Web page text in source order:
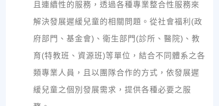
且連續性的服務，透過各種專業整合性服務來
解決發展遲緩兒童的相關問題。從社會福利(政
府部門、基金會)、衛生部門(診所、醫院)、教
育(特教班、資源班)等單位，結合不同體系之各
類專業人員，且以團隊合作的方式，依發展遲
緩兒童之個別發展需求，提供各種必要之服